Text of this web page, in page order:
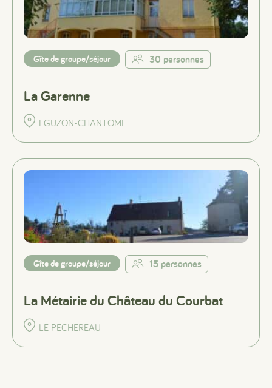
Gîte de groupe/séjour 30 personnes
La Garenne
EGUZON-CHANTOME
Gîte de groupe/séjour 15 personnes
La Métairie du Château du Courbat
LE PECHEREAU